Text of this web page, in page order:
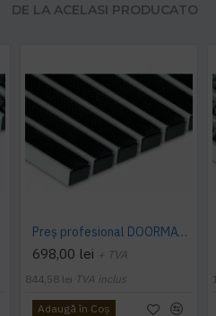
DE LA ACELASI PRODUCATOR
Preș profesional DOORMAT 22 R (cauciuc)
698,00 lei + TVA
844,58 lei TVA inclus
Adaugă în Coş